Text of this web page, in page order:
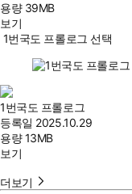
용량 39MB
보기
1번국도 프롤로그 선택
1번국도 프롤로그
등록일 2025.10.29
용량13MB
보기
더보기